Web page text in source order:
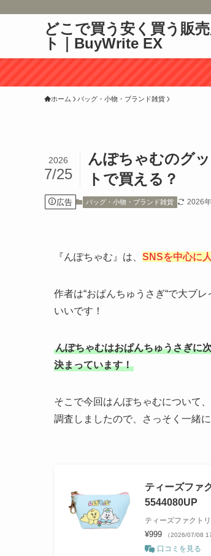
どこで買う安く買う販
ト｜BuyWrite EX
ホーム バッグ・小物・ブランド雑貨
んぽちゃむのグ
トで買える？
2026
7/25
広告 バッグ・小物・ブランド雑貨 2026
『んぽちゃむ』は、 SNSを中心に
作者は“おぱんちゅうさぎ“で大ブレ
いいです！
んぽちゃむはおぱんちゅうさぎに
決まっています！
そこで今回はんぽちゃむについて
調査しましたので、さっそく一緒
ティーズファ
5544080UP
ティーズファクト
¥999 （2026/07/08
口コミを見る